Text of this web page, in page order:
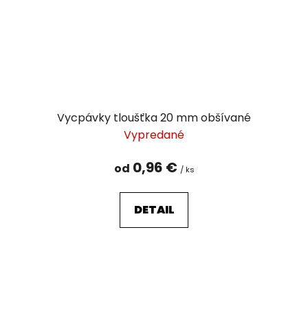
Vycpávky tloušťka 20 mm obšívané
Vypredané
od 0,96 € / ks
DETAIL